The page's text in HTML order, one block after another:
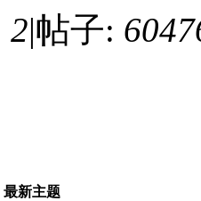
2|帖子:
最新主题